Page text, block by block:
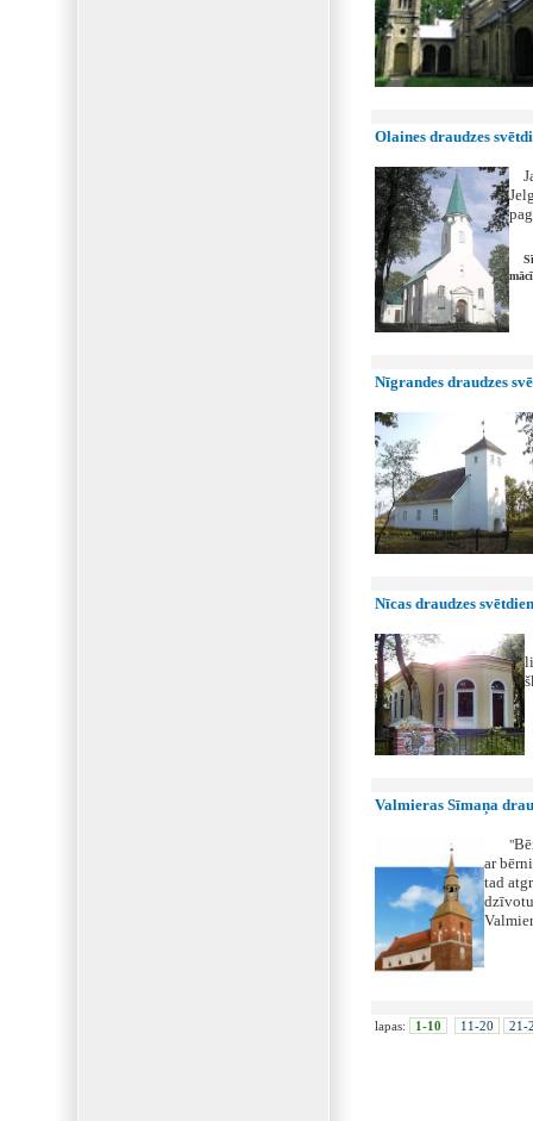
Olaines draudzes
Nīgrandes draudzes
Nīcas draudzes
Valmieras Sīmaņa
"
ar
tad
lapas: 1-10 11-20 21-